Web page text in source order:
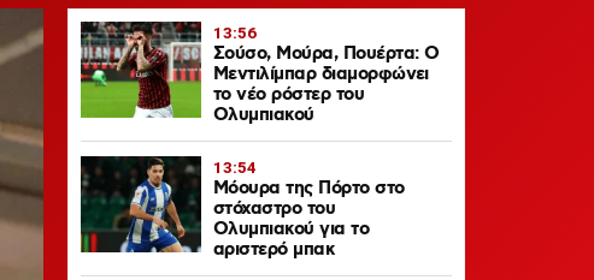
13:56
Σούσο, Μούρα, Πουέρτα: Ο
Μεντιλίμπαρ διαμορφώνει
το νέο ρόστερ του
Ολυμπιακού
13:54
Μόουρα της Πόρτο στο
στόχαστρο του
Ολυμπιακού για το
αριστερό μπακ